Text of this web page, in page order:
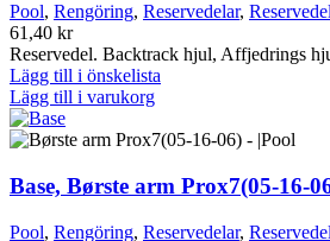
Pool, Rengöring, Reservedelar,
61,40 kr
Reservedel. Backtrack hjul, Affjedrings
Lägg till i önskelista
Lägg till i varukorg
Base, Børste arm Prox7(05-16-
Pool, Rengöring, Reservedelar,